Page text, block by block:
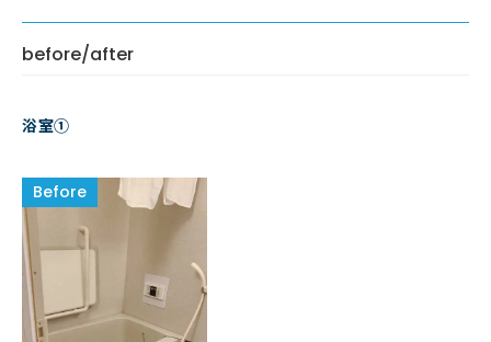
before/after
浴室①